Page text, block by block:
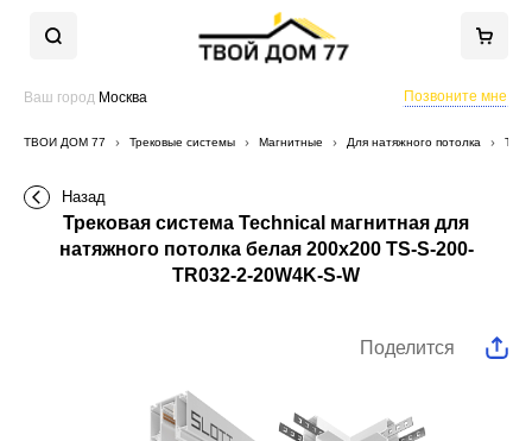
Ваш город Москва Позвоните мне
ТВОЙ ДОМ 77 Трековые системы Магнитные Для натяжного потолка
Назад
Трековая система Technical магнитная для
натяжного потолка белая 200x200 TS-S-200-
TR032-2-20W4K-S-W
Поделится